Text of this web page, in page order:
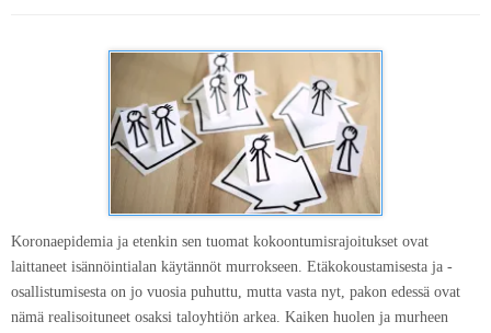
Koronaepidemia ja etenkin sen tuomat kokoontumisrajoitukset ovat
laittaneet isännöintialan käytännöt murrokseen. Etäkokoustamisesta ja -
osallistumisesta on jo vuosia puhuttu, mutta vasta nyt, pakon edessä ovat
nämä realisoituneet osaksi taloyhtiön arkea. Kaiken huolen ja murheen